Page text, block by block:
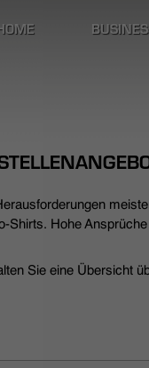
Shirts. Hohe
Sie eine Übersicht